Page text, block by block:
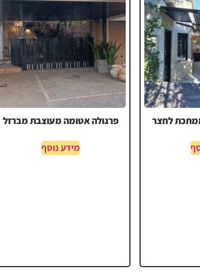
לחצר פרגולה אטומה מעוצבת מברזל
מידע נוסף